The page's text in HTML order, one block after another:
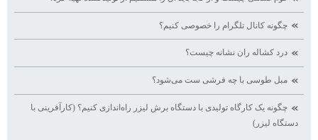
چگونه کانال تلگرام را خصوصی کنیم؟
درد کشاله ران نشانه چیست؟
مبل طوسی با چه فرشی ست می‌شود؟
چگونه یک کارگاه تولیدی با دستگاه برش لیزر راه‌اندازی کنیم؟ (کارآفرینی با
دستگاه لیزر)